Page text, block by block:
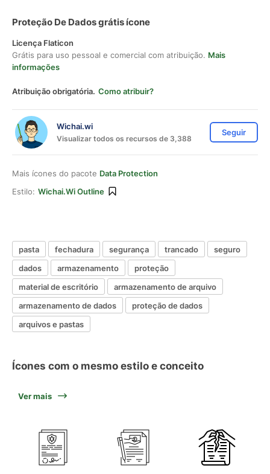
Proteção De Dados grátis ícone
Licença Flaticon
Grátis para uso pessoal e comercial com atribuição. Mais
informações
Atribuição obrigatória. Como atribuir?
Wichai.wi
Visualizar todos os recursos de 3,388
Seguir
Mais ícones do pacote Data Protection
Estilo: Wichai.wi Outline
pasta fechadura segurança trancado
seguro
dados
armazenamento
proteção
material de escritório
armazenamento de arquivo
armazenamento de dados
proteção de dados
arquivos e pastas
Ícones com o mesmo estilo e conceito
Ver mais